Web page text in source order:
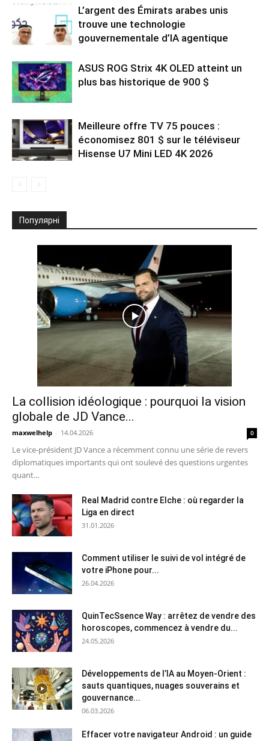
L’argent des Émirats arabes unis
trouve une technologie
gouvernementale d’IA agentique
ASUS ROG Strix 4K OLED atteint un
plus bas historique de 900 $
Meilleure offre TV 75 pouces :
économisez 801 $ sur le téléviseur
Hisense U7 Mini LED 4K 2026
Популярні
La collision idéologique : pourquoi la vision
globale de JD Vance...
maxwelhelp - 14.04.2026 0
Le vice-président JD Vance a récemment connu une série de revers
diplomatiques importants qui ont soulevé des questions urgentes
quant...
Real Madrid contre Elche : où regarder la
Liga en direct
31.01.2026
Comment utiliser le suivi de vol intégré de
votre iPhone pour...
26.04.2026
QuinTecSsence Way : arrêtez de vendre des
horoscopes, commencez à vendre du...
24.05.2026
Développements de l’IA au Moyen-Orient :
sauts quantiques, nuages ​​souverains et
gouvernance...
06.03.2026
Effacer votre navigateur Android : un guide